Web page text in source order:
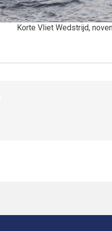
Korte Vliet Wedstrijd,